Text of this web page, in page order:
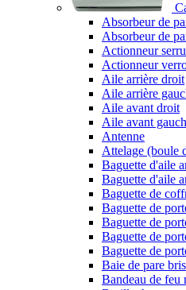
Absorbeur de
Absorbeur de
Actionneur
Actionneur
Aile arrière droit
Aile arrière
Aile avant droit
Aile avant
Antenne
Attelage (boule
Baguette d'aile
Baguette d'aile
Baguette de
Baguette de
Baguette de
Baguette de
Baguette de
Baie de pare
Bandeau de feu